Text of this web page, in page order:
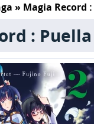
» Magia Record
: